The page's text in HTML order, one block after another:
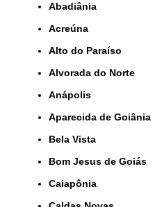
Abadiânia
Acreúna
Alto do Paraíso
Alvorada do Norte
Anápolis
Aparecida de Goiânia
Bela Vista
Bom Jesus de Goiás
Caiapônia